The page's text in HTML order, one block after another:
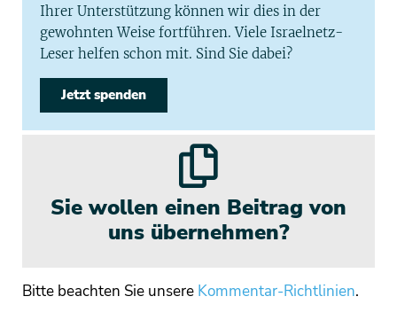
Ihrer Unterstützung können wir dies in der
gewohnten Weise fortführen. Viele Israelnetz-
Leser helfen schon mit. Sind Sie dabei?
Jetzt spenden
Sie wollen einen Beitrag von
uns übernehmen?
Bitte beachten Sie unsere Kommentar-Richtlinien.